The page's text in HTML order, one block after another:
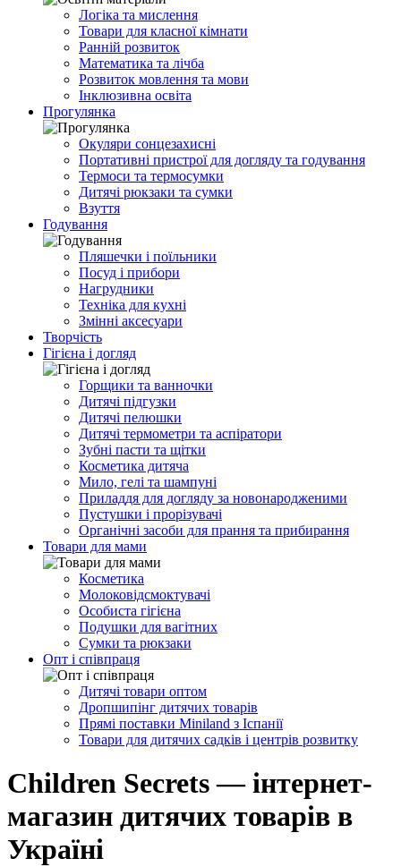
Логіка та мислення
Товари для класної кімнати
Ранній розвиток
Математика та лічба
Розвиток мовлення та мови
Інклюзивна освіта
Прогулянка
Окуляри сонцезахисні
Портативні пристрої для догляду та годування
Термоси та термосумки
Дитячі рюкзаки та сумки
Взуття
Годування
Пляшечки і поїльники
Посуд і прибори
Нагрудники
Техніка для кухні
Змінні аксесуари
Творчість
Гігієна і догляд
Горщики та ванночки
Дитячі підгузки
Дитячі пелюшки
Дитячі термометри та аспіратори
Зубні пасти та щітки
Косметика дитяча
Мило, гелі та шампуні
Приладдя для догляду за новонародженими
Пустушки і прорізувачі
Органічні засоби для прання та прибирання
Товари для мами
Косметика
Молоковідсмоктувачі
Особиста гігієна
Подушки для вагітних
Сумки та рюкзаки
Опт і співпраця
Дитячі товари оптом
Дропшипінг дитячих товарів
Прямі поставки Miniland з Іспанії
Товари для дитячих садків і центрів розвитку
Children Secrets — інтернет-
магазин дитячих товарів в
Україні